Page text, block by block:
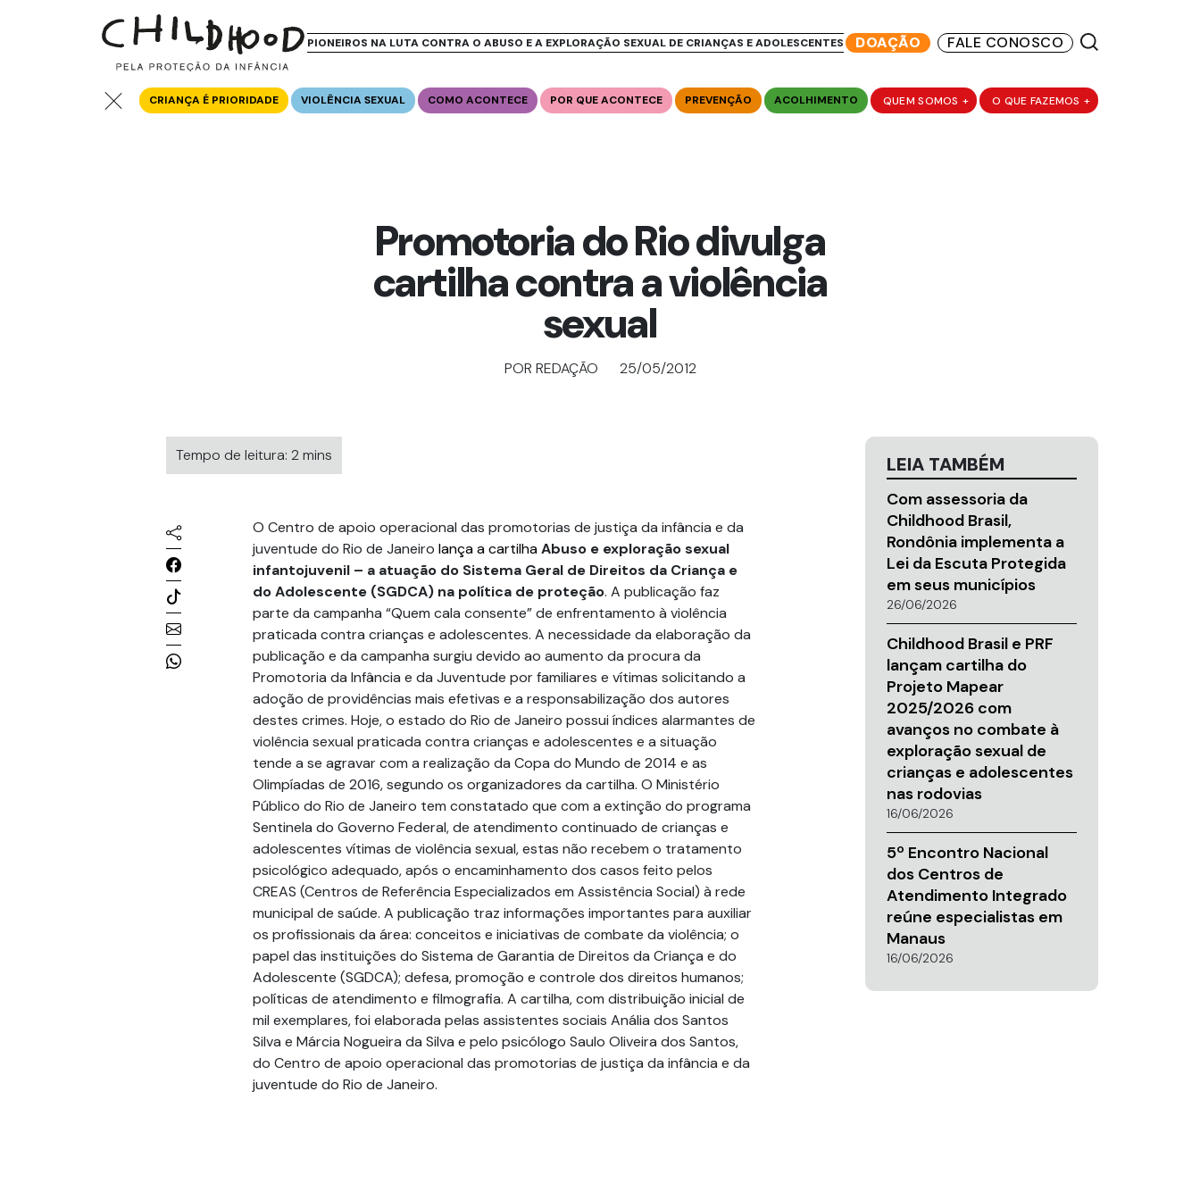
PIONEIROS NA LUTA CONTRA O ABUSO E A EXPLORAÇÃO SEXUAL DE CRIANÇAS E ADOLESCENTES DOAÇÃO FALE CONOSCO
CRIANÇA É PRIORIDADE VIOLÊNCIA SEXUAL COMO ACONTECE POR QUE ACONTECE PREVENÇÃO ACOLHIMENTO QUEM SOMOS + O QUE FAZEMOS +
Promotoria do Rio divulga
cartilha contra a violência
sexual
POR REDAÇÃO 25/05/2012
Tempo de leitura: 2 mins
O Centro de apoio operacional das promotorias de justiça da infância e da
juventude do Rio de Janeiro lança a cartilhaAbuso e exploração sexual
infantojuvenil – a atuação do Sistema Geral de Direitos da Criança e
do Adolescente (SGDCA) na política de proteção. A publicação faz
parte da campanha “Quem cala consente” de enfrentamento à violência
praticada contra crianças e adolescentes. A necessidade da elaboração da
publicação e da campanha surgiu devido ao aumento da procura da
Promotoria da Infância e da Juventude por familiares e vítimas solicitando a
adoção de providências mais efetivas e a responsabilização dos autores
destes crimes. Hoje, o estado do Rio de Janeiro possui índices alarmantes de
violência sexual praticada contra crianças e adolescentes e a situação
tende a se agravar com a realização da Copa do Mundo de 2014 e as
Olimpíadas de 2016, segundo os organizadores da cartilha. O Ministério
Público do Rio de Janeiro tem constatado que com a extinção do programa
Sentinela do Governo Federal, de atendimento continuado de crianças e
adolescentes vítimas de violência sexual, estas não recebem o tratamento
psicológico adequado, após o encaminhamento dos casos feito pelos
CREAS (Centros de Referência Especializados em Assistência Social) à rede
municipal de saúde. A publicação traz informações importantes para auxiliar
os profissionais da área: conceitos e iniciativas de combate da violência; o
papel das instituições do Sistema de Garantia de Direitos da Criança e do
Adolescente (SGDCA); defesa, promoção e controle dos direitos humanos;
políticas de atendimento e filmografia. A cartilha, com distribuição inicial de
mil exemplares, foi elaborada pelas assistentes sociais Anália dos Santos
Silva e Márcia Nogueira da Silva e pelo psicólogo Saulo Oliveira dos Santos,
do Centro de apoio operacional das promotorias de justiça da infância e da
juventude do Rio de Janeiro.
LEIA TAMBÉM
Com assessoria da
Childhood Brasil,
Rondônia implementa a
Lei da Escuta Protegida
em seus municípios
26/06/2026
Childhood Brasil e PRF
lançam cartilha do
Projeto Mapear
2025/2026 com
avanços no combate à
exploração sexual de
crianças e adolescentes
nas rodovias
16/06/2026
5º Encontro Nacional
dos Centros de
Atendimento Integrado
reúne especialistas em
Manaus
16/06/2026